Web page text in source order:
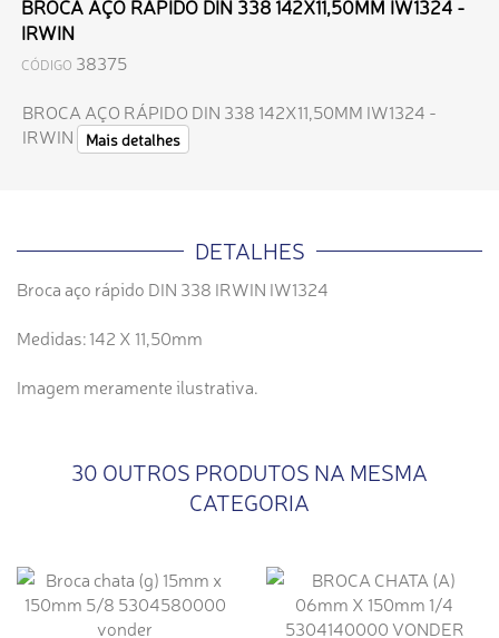
BROCA AÇO RÁPIDO DIN 338 142X11,50MM IW1324 -
IRWIN
CÓDIGO 38375
BROCA AÇO RÁPIDO DIN 338 142X11,50MM IW1324 -
IRWIN
Mais detalhes
DETALHES
Broca aço rápido DIN 338 IRWIN IW1324
Medidas: 142 X 11,50mm
Imagem meramente ilustrativa.
30 OUTROS PRODUTOS NA MESMA
CATEGORIA